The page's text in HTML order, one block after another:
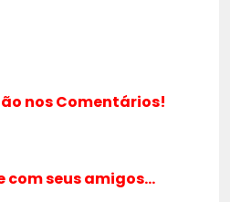
nos Comentários!
com seus amigos…